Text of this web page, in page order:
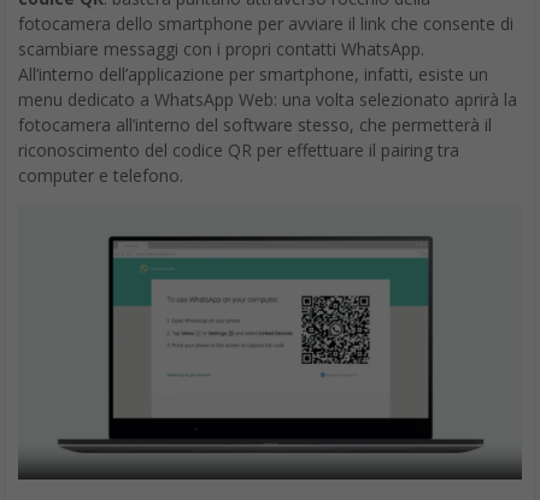
Windows 8.1 o versioni successive
macOS 10.10 o versioni successive
Per tutti gli altri sistemi operativi, è possibile utilizzare WhatsApp
Web nel browser:QUI
Scaricare WhatsApp Desktop
nel browser del tuo computer, vai aquesta paginaper
scaricare WhatsApp, quindi scarica il file .exe o .dmg
un volta completato il download, apri il file .exe o .dmg e segui
le istruzioni per effettuare l’installazione
Accedere a WhatsApp Desktop
Per accedere a WhatsApp su WhatsApp Web, WhatsApp
Desktop o Portal, devi usare il tuo telefono per inquadrare il